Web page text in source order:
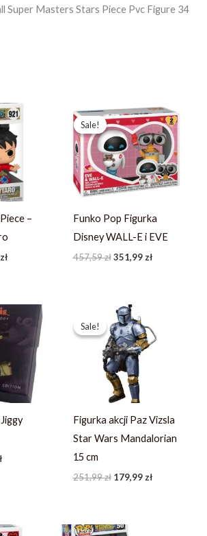
Super Masters Stars Piece Pvc Figure 34
–
zł
Aktualna
cena
wynosi:
341,99 zł.
Sale!
Sale!
Funko Pop Figurka
Disney WALL-E i EVE
457,59zł
Pierwotna
cena
wynosiła:
457,59 zł.
351,99 zł
Aktualna
cena
wynosi:
351,99 zł.
Aktualna
cena
wynosi:
91,99 zł.
Sale!
Sale!
Figurka akcji Paz Vizsla
Star Wars Mandalorian
15 cm
251,99zł
Pierwotna
cena
wynosiła:
251,99 zł.
179,99 zł
wynosi:
179,99 zł.
Pierwotna